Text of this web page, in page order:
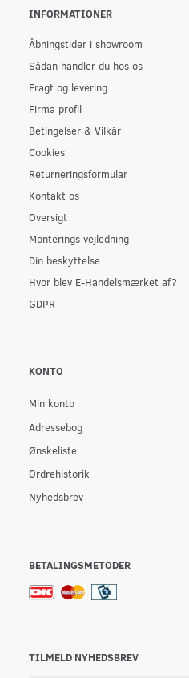
INFORMATIONER
Åbningstider i showroom
Sådan handler du hos os
Fragt og levering
Firma profil
Betingelser & Vilkår
Cookies
Returneringsformular
Kontakt os
Oversigt
Monterings vejledning
Din beskyttelse
Hvor blev E-Handelsmærket af?
GDPR
KONTO
Min konto
Adressebog
Ønskeliste
Ordrehistorik
Nyhedsbrev
BETALINGSMETODER
TILMELD NYHEDSBREV